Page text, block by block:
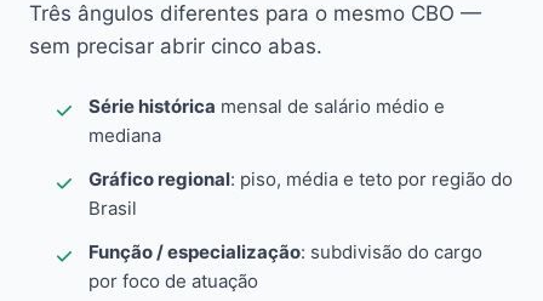
Três ângulos diferentes para o mesmo CBO —
sem precisar abrir cinco abas.
Série histórica mensal de salário médio e
mediana
Gráfico regional: piso, média e teto por região do
Brasil
Função / especialização: subdivisão do cargo
por foco de atuação